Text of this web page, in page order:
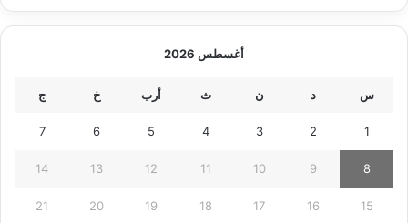
أغسطس 2026
س د ن ث أرب خ ج
1
2
3
4
5
6
7
8
9
10
11
12
13
14
15
16
17
18
19
20
21